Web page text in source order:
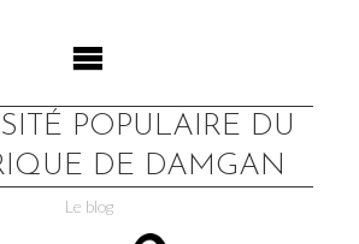
POPULAIRE DU
DE DAMGAN
Le blog